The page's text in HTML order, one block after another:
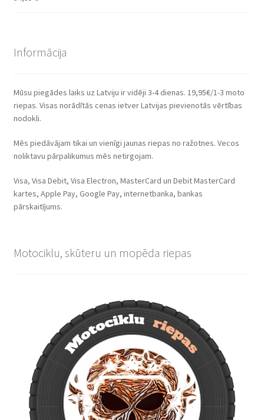
Informācija
Mūsu piegādes laiks uz Latviju ir vidēji 3-4 dienas. 19,95€/1-3 moto
riepas. Visas norādītās cenas ietver Latvijas pievienotās vērtības
nodokli.
Mēs piedāvājam tikai un vienīgi jaunas riepas no ražotnes. Vecos
noliktavu pārpalikumus mēs netirgojam.
Visa, Visa Debit, Visa Electron, MasterCard un Debit MasterCard
kartes, Apple Pay, Google Pay, internetbanka, bankas
pārskaitījums.
Motociklu, skūteru un mopēda riepas